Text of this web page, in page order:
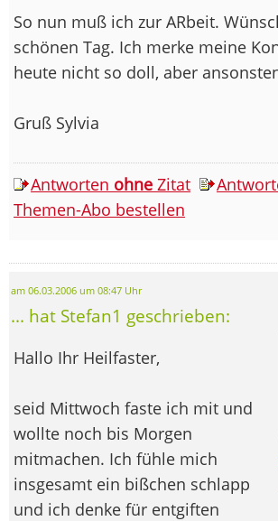
So nun muß ich zur ARbeit.
schönen Tag. Ich merke meine
heute nicht so doll, aber
Gruß Sylvia
Antworten ohne Zitat
Themen-Abo bestellen
am 06.03.2006 um 08:47 Uhr
... hat Stefan1 geschrieben:
Hallo Ihr Heilfaster,
seid Mittwoch faste ich mit und
wollte noch bis Morgen
mitmachen. Ich fühle mich
insgesamt ein bißchen schlapp
und ich denke für entgiften